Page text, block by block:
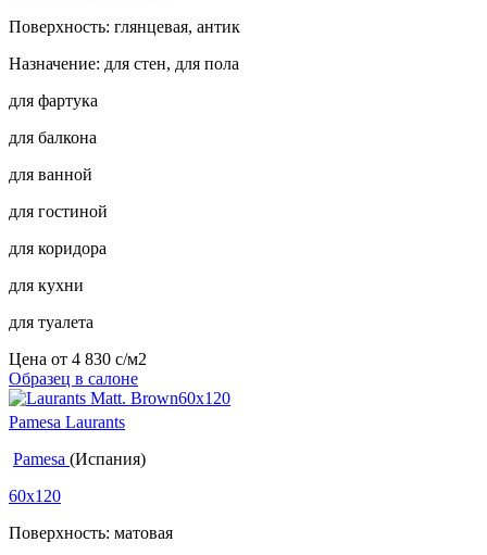
Поверхность: глянцевая, антик
Назначение: для стен, для пола
для фартука
для балкона
для ванной
для гостиной
для коридора
для кухни
для туалета
Цена от 4 830 c/м2
Образец в салоне
Pamesa Laurants
Pamesa (Испания)
60x120
Поверхность: матовая